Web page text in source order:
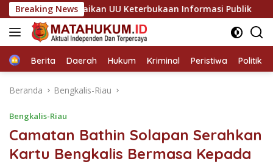
Langsung
ke
konten
Breaking News
Abaikan UU Keterbukaan Informasi Publik Sinergi
HomeBerita Daerah Hukum Kriminal Peristiwa Politik
Beranda Bengkalis-Riau
Bengkalis-Riau
Camatan Bathin Solapan Serahkan
Kartu Bengkalis Bermasa Kepada